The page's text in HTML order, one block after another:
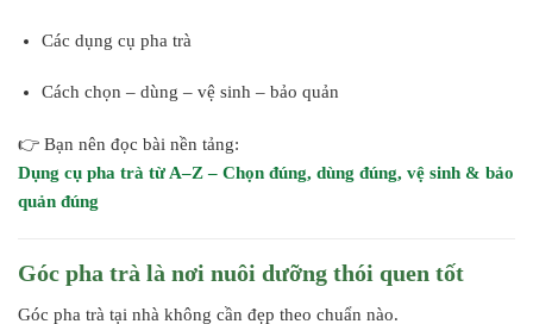
Các dụng cụ pha trà
Cách chọn – dùng – vệ sinh – bảo quản
👉 Bạn nên đọc bài nền tảng:
Dụng cụ pha trà từ A–Z – Chọn đúng, dùng đúng, vệ sinh & bảo
quản đúng
Góc pha trà là nơi nuôi dưỡng thói quen tốt
Góc pha trà tại nhà không cần đẹp theo chuẩn nào.